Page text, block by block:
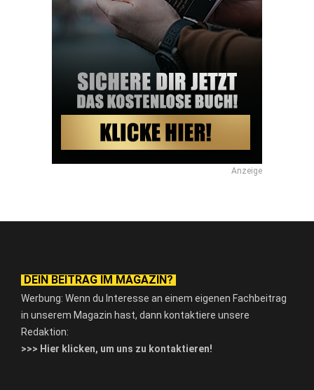
Anzeige
DEIN BEITRAG IM MAGAZIN?
Werbung: Wenn du Interesse an einem eigenen Fachbeitrag
in unserem Magazin hast, dann kontaktiere unsere
Redaktion:
>>> Hier klicken, um uns zu kontaktieren!